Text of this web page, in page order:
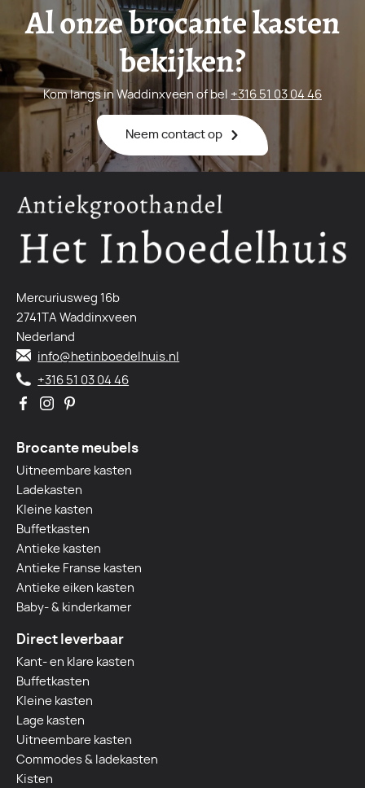
Al onze brocante kasten
bekijken?
Kom langs in Waddinxveen of bel +316 51 03 04 46
Neem contact op
Mercuriusweg 16b
2741TA Waddinxveen
Nederland
info@hetinboedelhuis.nl
+316 51 03 04 46
Brocante meubels
Uitneembare kasten
Ladekasten
Kleine kasten
Buffetkasten
Antieke kasten
Antieke Franse kasten
Antieke eiken kasten
Baby- & kinderkamer
Direct leverbaar
Kant- en klare kasten
Buffetkasten
Kleine kasten
Lage kasten
Uitneembare kasten
Commodes & ladekasten
Kisten